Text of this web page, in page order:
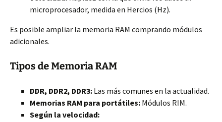
microprocesador, medida en Hercios (Hz).
Es posible ampliar la memoria RAM comprando módulos
adicionales.
Tipos de Memoria RAM
DDR, DDR2, DDR3: Las más comunes en la actualidad.
Memorias RAM para portátiles: Módulos RIM.
Según la velocidad: